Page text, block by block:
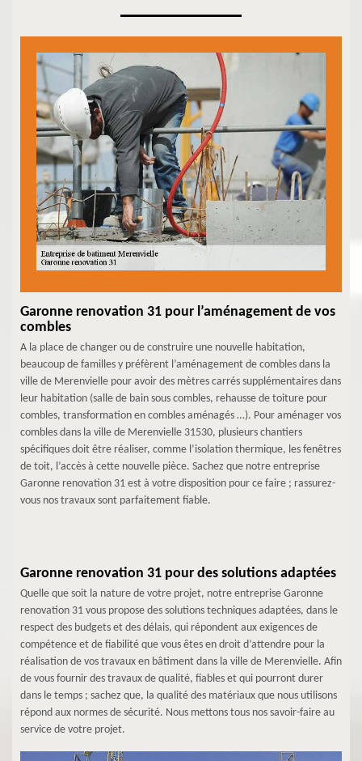
Garonne renovation 31 pour l’aménagement de vos
combles
A la place de changer ou de construire une nouvelle habitation,
beaucoup de familles y préfèrent l’aménagement de combles dans la
ville de Merenvielle pour avoir des mètres carrés supplémentaires dans
leur habitation (salle de bain sous combles, rehausse de toiture pour
combles, transformation en combles aménagés …). Pour aménager vos
combles dans la ville de Merenvielle 31530, plusieurs chantiers
spécifiques doit être réaliser, comme l’isolation thermique, les fenêtres
de toit, l’accès à cette nouvelle pièce. Sachez que notre entreprise
Garonne renovation 31 est à votre disposition pour ce faire ; rassurez-
vous nos travaux sont parfaitement fiable.
Garonne renovation 31 pour des solutions adaptées
Quelle que soit la nature de votre projet, notre entreprise Garonne
renovation 31 vous propose des solutions techniques adaptées, dans le
respect des budgets et des délais, qui répondent aux exigences de
compétence et de fiabilité que vous êtes en droit d’attendre pour la
réalisation de vos travaux en bâtiment dans la ville de Merenvielle. Afin
de vous fournir des travaux de qualité, fiables et qui pourront durer
dans le temps ; sachez que, la qualité des matériaux que nous utilisons
répond aux normes de sécurité. Nous mettons tous nos savoir-faire au
service de votre projet.